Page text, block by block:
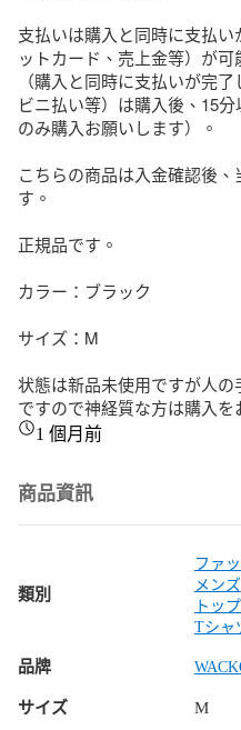
支払いは購入と同時に支払
ットカード、売上金等）が
（購入と同時に支払いが完
ビニ払い等）は購入後、15
のみ購入お願いします）。
こちらの商品は入金確認後
す。
正規品です。
カラー：ブラック
サイズ：M
状態は新品未使用ですが人
ですので神経質な方は購入を
1 個月前
商品資訊
類別
ファ
メンズ
トッ
Tシャ
品牌
サイズ M